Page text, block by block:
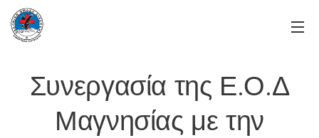
Συνεργασία της Ε.Ο.Δ
Μαγνησίας με την